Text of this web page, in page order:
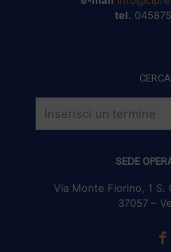
tel.
SEDE
Via Monte Fiorino, 1 S.
37057 –